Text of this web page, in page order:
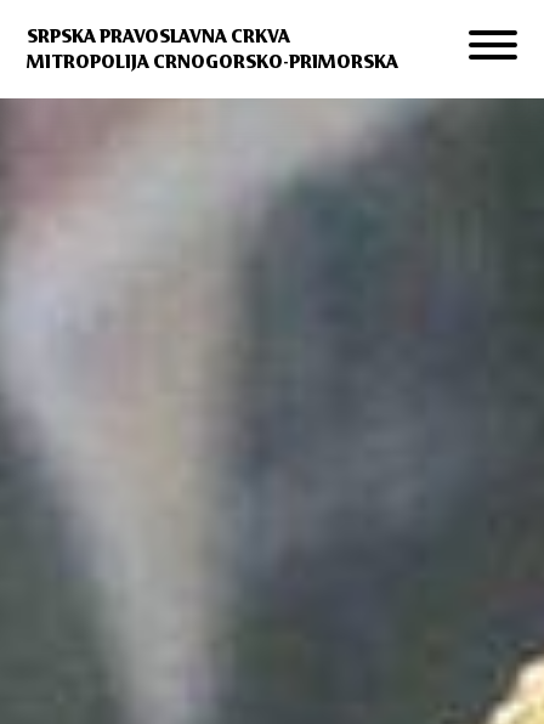
SRPSKA PRAVOSLAVNA CRKVA
MITROPOLIJA CRNOGORSKO-PRIMORSKA